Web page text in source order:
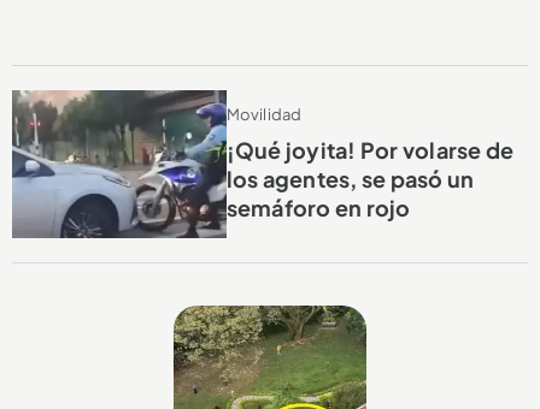
Movilidad
¡Qué joyita! Por volarse de
los agentes, se pasó un
semáforo en rojo